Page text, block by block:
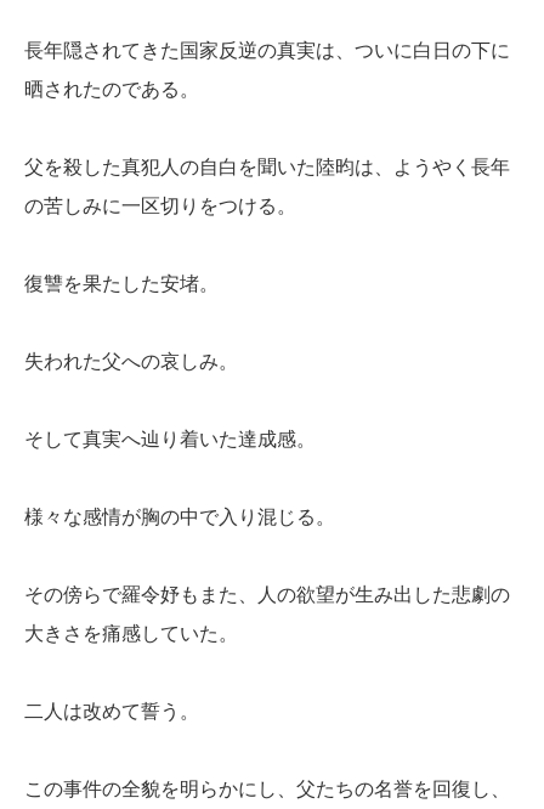
長年隠されてきた国家反逆の真実は、ついに白日の下に
晒されたのである。
父を殺した真犯人の自白を聞いた陸昀は、ようやく長年
の苦しみに一区切りをつける。
復讐を果たした安堵。
失われた父への哀しみ。
そして真実へ辿り着いた達成感。
様々な感情が胸の中で入り混じる。
その傍らで羅令妤もまた、人の欲望が生み出した悲劇の
大きさを痛感していた。
二人は改めて誓う。
この事件の全貌を明らかにし、父たちの名誉を回復し、